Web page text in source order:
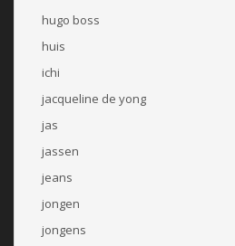
hugo boss
huis
ichi
jacqueline de yong
jas
jassen
jeans
jongen
jongens